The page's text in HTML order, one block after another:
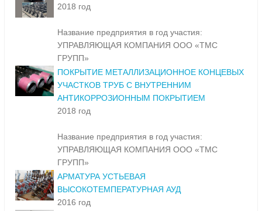
2018 год
Название предприятия в год участия:
УПРАВЛЯЮЩАЯ КОМПАНИЯ ООО «ТМС
ГРУПП»
ПОКРЫТИЕ МЕТАЛЛИЗАЦИОННОЕ КОНЦЕВЫХ
УЧАСТКОВ ТРУБ С ВНУТРЕННИМ
АНТИКОРРОЗИОННЫМ ПОКРЫТИЕМ
2018 год
Название предприятия в год участия:
УПРАВЛЯЮЩАЯ КОМПАНИЯ ООО «ТМС
ГРУПП»
АРМАТУРА УСТЬЕВАЯ
ВЫСОКОТЕМПЕРАТУРНАЯ АУД
2016 год